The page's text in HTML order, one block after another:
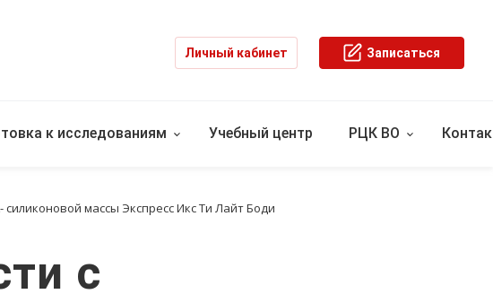
Личный кабинет Записаться
к исследованиям Учебный центр РЦК ВО
массы Экспресс Икс Ти Лайт Боди
с